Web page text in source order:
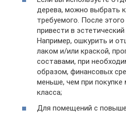
дерева, можно выбрать
требуемого. После
привести в
Например, ошкурить и
лаком и/или краской,
составами, при
образом, финансовых
меньше, чем при покупке
класса;
Для помещений с